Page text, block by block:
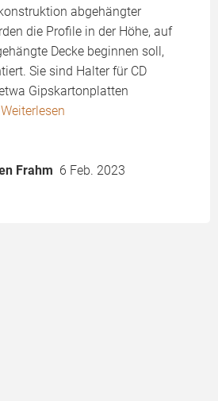
abgehängter
die Profile in der Höhe, auf
Decke beginnen soll,
Sie sind Halter für CD
Gipskartonplatten
Weiterlesen
Frahm 6 Feb. 2023